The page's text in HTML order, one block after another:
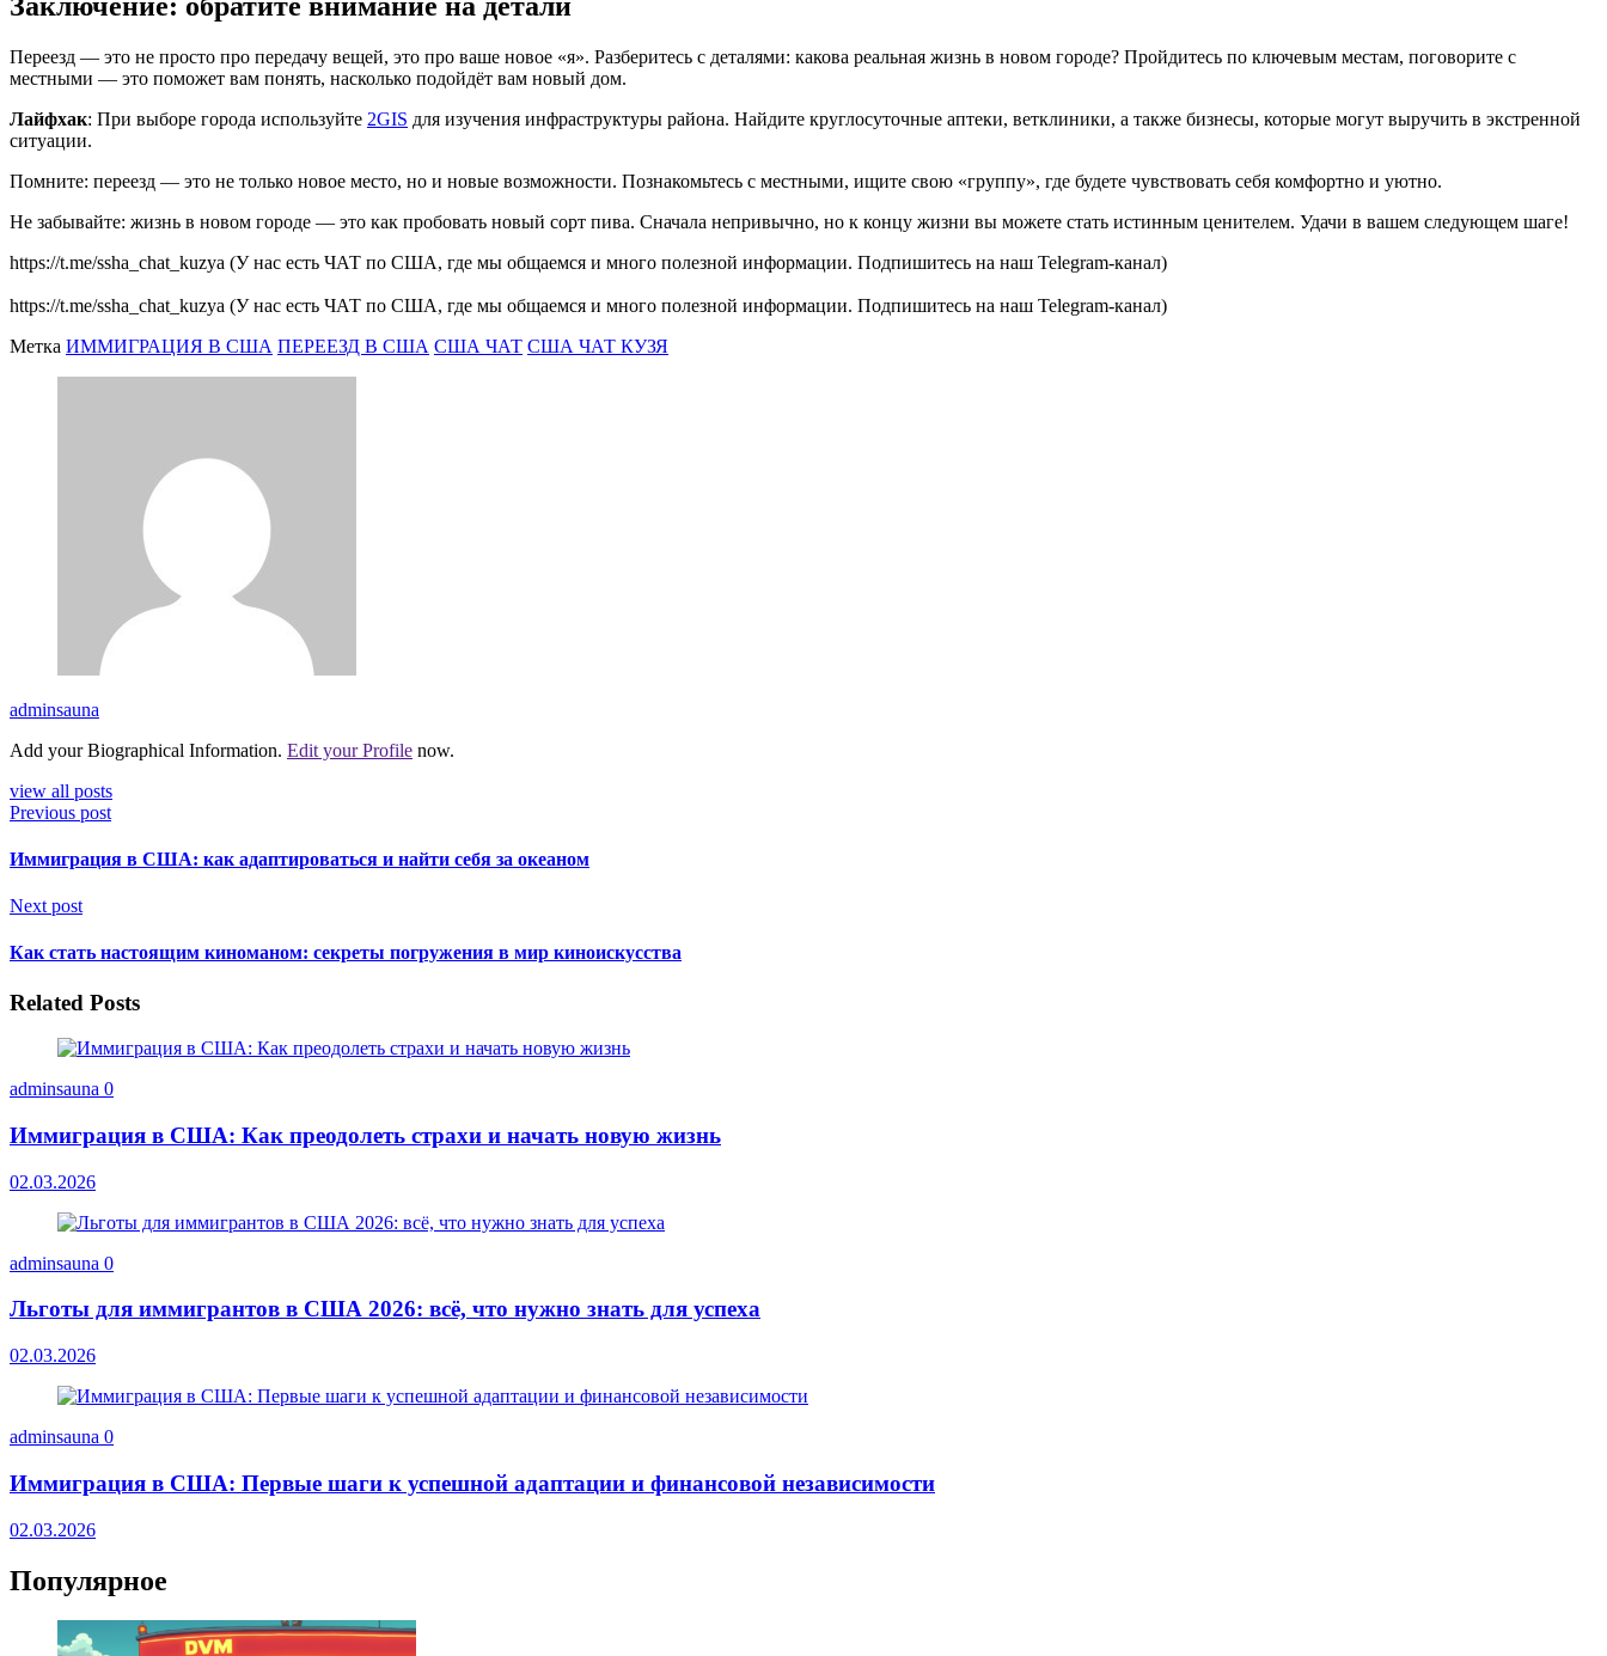
Переезд — это не просто про передачу вещей, это про ваше новое «я». Разберитесь с деталями: какова реальная жизнь в новом городе? Пройдитесь по ключевым местам, поговорите с
местными — это поможет вам понять, насколько подойдёт вам новый дом.
Лайфхак: При выборе города используйте 2GIS для изучения инфраструктуры района. Найдите круглосуточные аптеки, ветклиники, а также бизнесы, которые могут выручить в экстренной
ситуации.
Помните: переезд — это не только новое место, но и новые возможности. Познакомьтесь с местными, ищите свою «группу», где будете чувствовать себя комфортно и уютно.
Не забывайте: жизнь в новом городе — это как пробовать новый сорт пива. Сначала непривычно, но к концу жизни вы можете стать истинным ценителем. Удачи в вашем следующем шаге!
https://t.me/ssha_chat_kuzya (У нас есть ЧАТ по США, где мы общаемся и много полезной информации. Подпишитесь на наш Telegram-канал)
https://t.me/ssha_chat_kuzya (У нас есть ЧАТ по США, где мы общаемся и много полезной информации. Подпишитесь на наш Telegram-канал)
Метка ИММИГРАЦИЯ В США ПЕРЕЕЗД В США США ЧАТ США ЧАТ КУЗЯ
adminsauna
Add your Biographical Information. Edit your Profile now.
view all posts
Previous post
Иммиграция в США: как адаптироваться и найти себя за океаном
Next post
Как стать настоящим киноманом: секреты погружения в мир киноискусства
Related Posts
adminsauna 0
Иммиграция в США: Как преодолеть страхи и начать новую жизнь
02.03.2026
adminsauna 0
Льготы для иммигрантов в США 2026: всё, что нужно знать для успеха
02.03.2026
adminsauna 0
Иммиграция в США: Первые шаги к успешной адаптации и финансовой независимости
02.03.2026
Популярное